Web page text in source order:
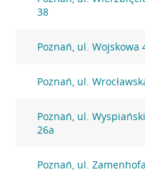
38
Poznań, ul. Wojskowa
Poznań, ul.
Poznań, ul.
26a
Poznań, ul.